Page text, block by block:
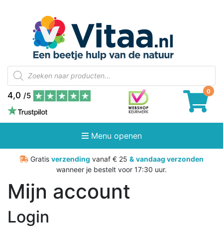
Producten
zoeken
4,0 /5
Menu openen
Gratis verzending vanaf € 25 & vandaag verzonden
wanneer je bestelt voor 17:30 uur.
Mijn account
Login